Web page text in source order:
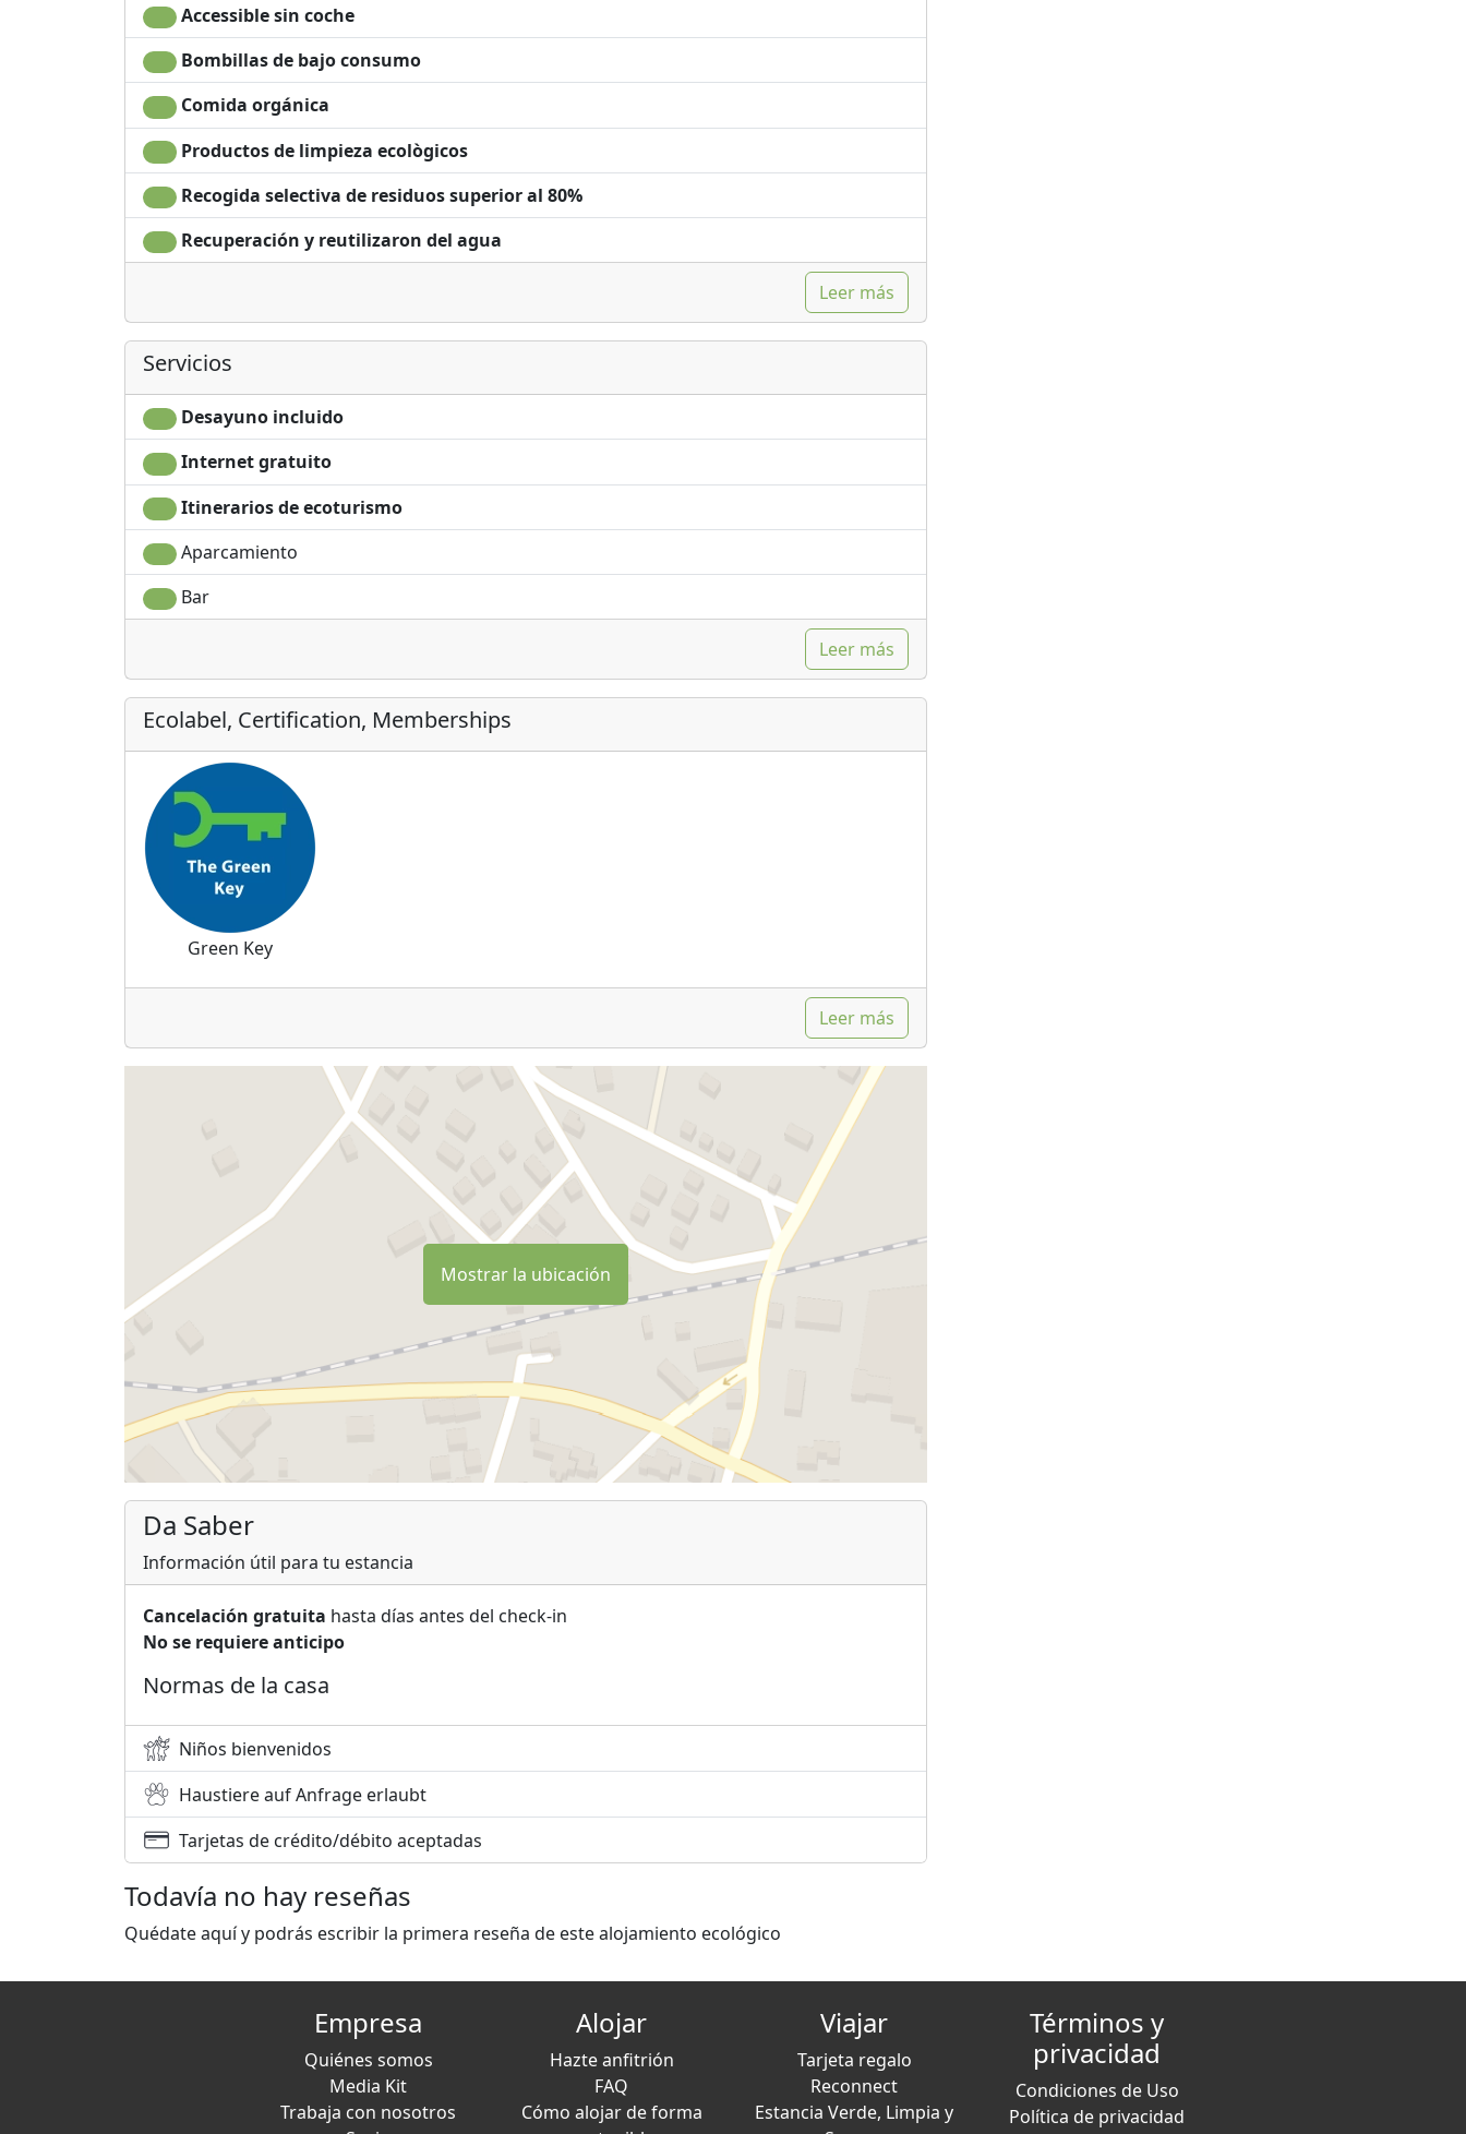
Mientras que en Niza para un viaje de negocios o un fin de semana relajante, el Ellington Hotel
estará encantado de descubrir su universo único.
Accessible sin coche
Bombillas de bajo consumo
Comida orgánica
Productos de limpieza ecològicos
Recogida selectiva de residuos superior al 80%
Recuperación y reutilizaron del agua
Leer más
Servicios
Desayuno incluido
Internet gratuito
Itinerarios de ecoturismo
Aparcamiento
Bar
Leer más
Ecolabel, Certification, Memberships
Green Key
Leer más
Mostrar la ubicación
Da Saber
Información útil para tu estancia
Cancelación gratuita hasta días antes del check-in
No se requiere anticipo
Normas de la casa
Niños bienvenidos
Haustiere auf Anfrage erlaubt
Tarjetas de crédito/débito aceptadas
Todavía no hay reseñas
Quédate aquí y podrás escribir la primera reseña de este alojamiento ecológico
Empresa
Quiénes somos
Media Kit
Trabaja con nosotros
Alojar
Hazte anfitrión
FAQ
Cómo alojar de forma
Viajar
Tarjeta regalo
Reconnect
Estancia Verde, Limpia y
Términos y
privacidad
Condiciones de Uso
Política de privacidad